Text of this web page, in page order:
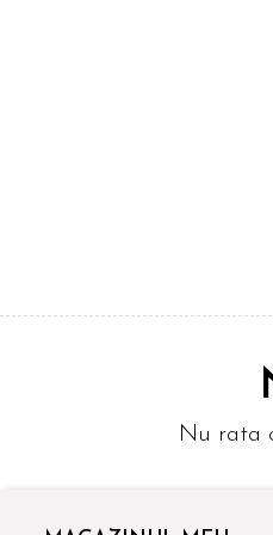
Nu rata